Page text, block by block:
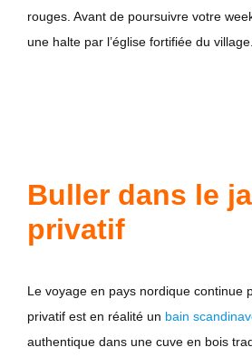
rouges. Avant de poursuivre votre
une halte par l’église fortifiée du village.
Buller dans le
privatif
Le voyage en pays nordique continue
privatif est en réalité un bain
authentique dans une cuve en bois